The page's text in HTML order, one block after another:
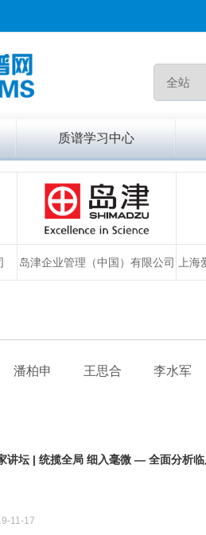
质谱学习中心
岛津企业管理（中国）有限公司 上
潘柏申 王思合 李水军
讲坛 | 统揽全局 细入毫微 — 全面分析
11-17